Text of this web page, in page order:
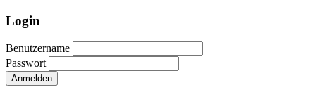
Login
Benutzername
Passwort
Anmelden